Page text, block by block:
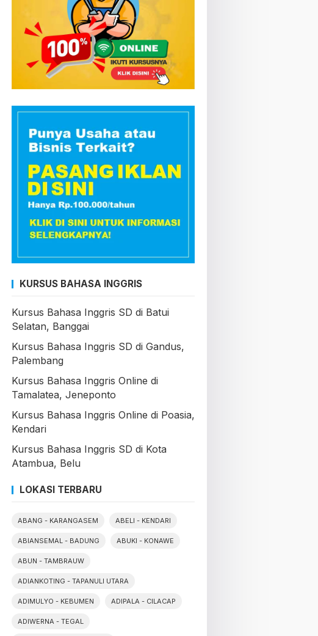
KURSUS BAHASA INGGRIS
Kursus Bahasa Inggris SD di Batui
Selatan, Banggai
Kursus Bahasa Inggris SD di Gandus,
Palembang
Kursus Bahasa Inggris Online di
Tamalatea, Jeneponto
Kursus Bahasa Inggris Online di Poasia,
Kendari
Kursus Bahasa Inggris SD di Kota
Atambua, Belu
LOKASI TERBARU
ABANG - KARANGASEM ABELI - KENDARI
ABIANSEMAL - BADUNG ABUKI - KONAWE
ABUN - TAMBRAUW
ADIANKOTING - TAPANULI UTARA
ADIMULYO - KEBUMEN ADIPALA - CILACAP
ADIWERNA - TEGAL